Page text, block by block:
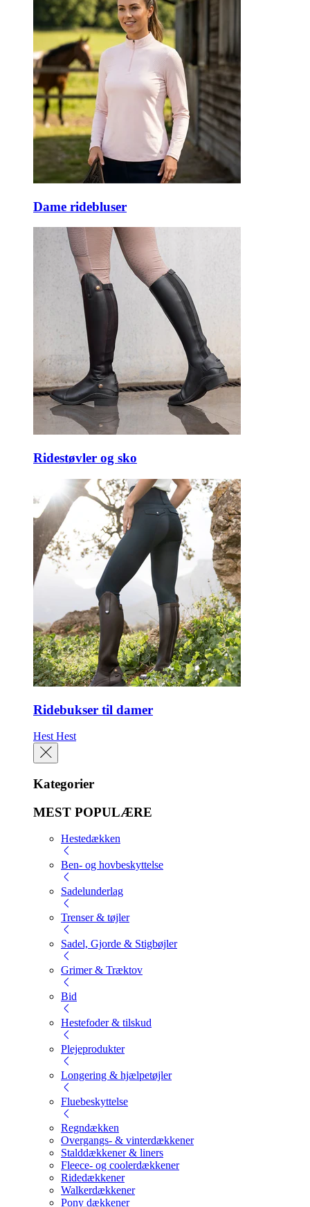
Dame ridebluser
Ridestøvler og sko
Ridebukser til damer
Hest Hest
Kategorier
MEST POPULÆRE
Hestedækken
Ben- og hovbeskyttelse
Sadelunderlag
Trenser & tøjler
Sadel, Gjorde & Stigbøjler
Grimer & Træktov
Bid
Hestefoder & tilskud
Plejeprodukter
Longering & hjælpetøjler
Fluebeskyttelse
Regndækken
Overgangs- & vinterdækkener
Stalddækkener & liners
Fleece- og coolerdækkener
Ridedækkener
Walkerdækkener
Pony dækkener